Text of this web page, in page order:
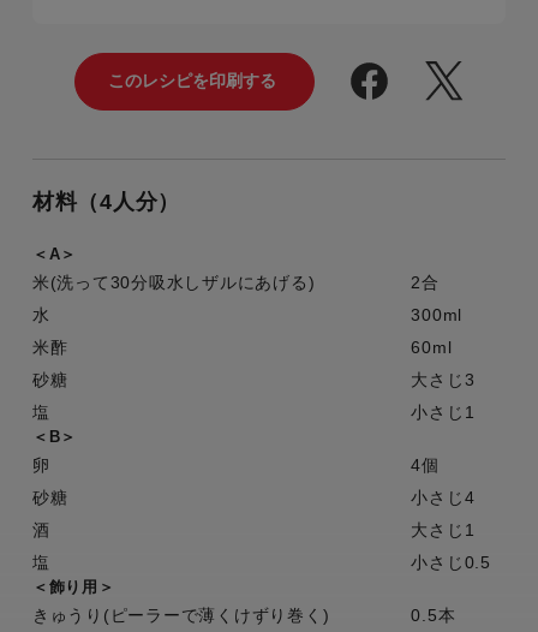
材料（4人分）
＜A＞
米(洗って30分吸水しザルにあげる)
2合
水
300ml
米酢
60ml
砂糖
大さじ3
塩
小さじ1
＜B＞
卵
4個
砂糖
小さじ4
酒
大さじ1
塩
小さじ0.5
＜飾り用＞
きゅうり(ピーラーで薄くけずり巻く)
0.5本